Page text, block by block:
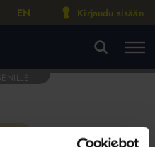
EN Kirjaudu sisään